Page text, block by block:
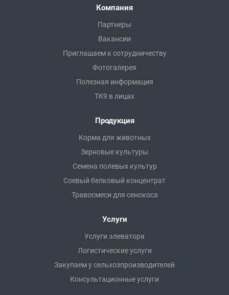
Компания
Партнеры
Вакансии
Приглашаем к сотрудничеству
Фотогалерея
Полезная информация
ТК9 в лицах
Продукция
Корма для животных
Зерновые культуры
Семена полевых культур
Соевый белковый концентрат
Травосмеси для сенокоса
Услуги
Услуги элеватора
Логистические услуги
Закупаем у сельхозпроизводителей
Консультационные услуги